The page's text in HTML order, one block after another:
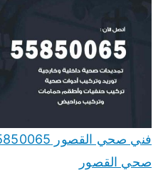
صحي القصور